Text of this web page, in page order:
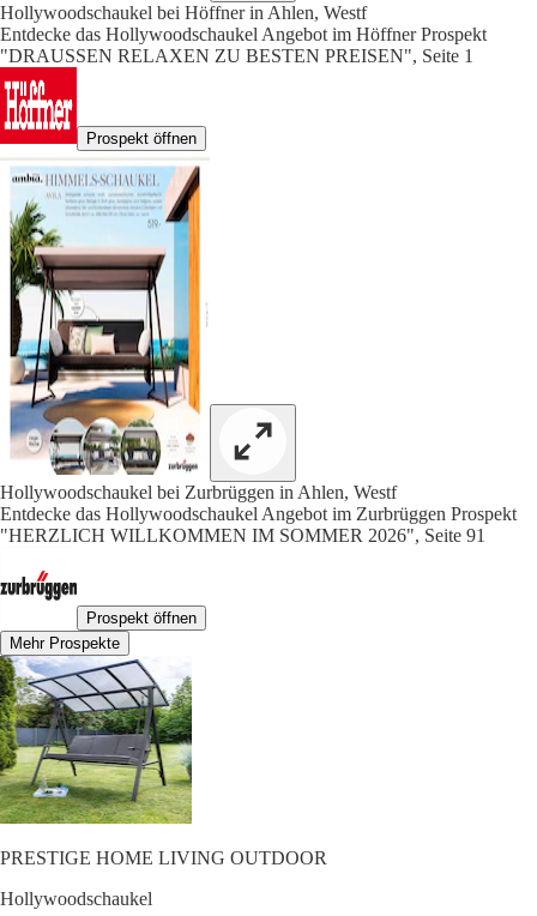
Hollywoodschaukel bei Höffner in Ahlen, Westf
Entdecke das Hollywoodschaukel Angebot im Höffner Prospekt
"DRAUSSEN RELAXEN ZU BESTEN PREISEN", Seite 1
Prospekt öffnen
Hollywoodschaukel bei Zurbrüggen in Ahlen, Westf
Entdecke das Hollywoodschaukel Angebot im Zurbrüggen Prospekt
"HERZLICH WILLKOMMEN IM SOMMER 2026", Seite 91
Prospekt öffnen
Mehr Prospekte
PRESTIGE HOME LIVING OUTDOOR
Hollywoodschaukel